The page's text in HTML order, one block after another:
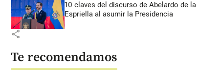
10 claves del discurso de Abelardo de la
Espriella al asumir la Presidencia
share
Te recomendamos